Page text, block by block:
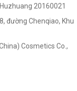
20160021
đường Chenqiao, Khu
Cosmetics Co.,